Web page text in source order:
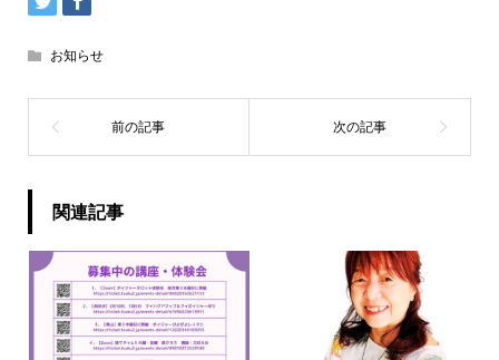
お知らせ
関連記事